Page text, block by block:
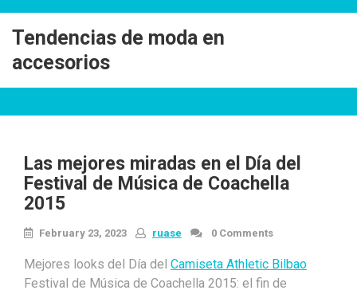
content
Tendencias de moda en
accesorios
Las mejores miradas en el Día del
Festival de Música de Coachella
2015
February 23, 2023 ruase 0 Comments
Mejores looks del Día del Camiseta Athletic Bilbao
Festival de Música de Coachella 2015: el fin de